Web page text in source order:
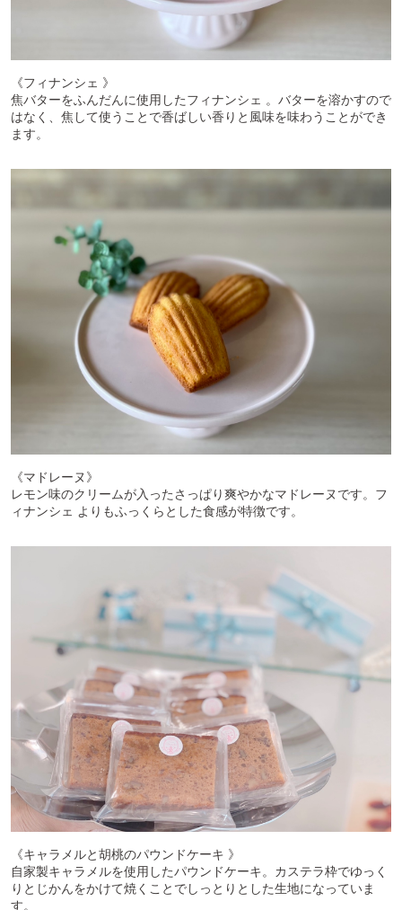
《フィナンシェ 》
焦バターをふんだんに使用したフィナンシェ 。バターを溶かすので
はなく、焦して使うことで香ばしい香りと風味を味わうことができ
ます。
《マドレーヌ》
レモン味のクリームが入ったさっぱり爽やかなマドレーヌです。フ
ィナンシェ よりもふっくらとした食感が特徴です。
《キャラメルと胡桃のパウンドケーキ 》
自家製キャラメルを使用したパウンドケーキ。カステラ枠でゆっく
りとじかんをかけて焼くことでしっとりとした生地になっていま
す。